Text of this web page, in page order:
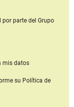
por parte del Grupo
mis datos
su Política de